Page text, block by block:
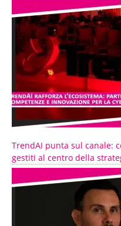
TrendAI punta sul canale:
gestiti al centro della